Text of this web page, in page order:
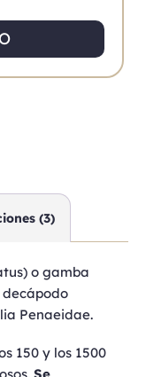
(3)
o gamba
Penaeidae.
150 y los 1500